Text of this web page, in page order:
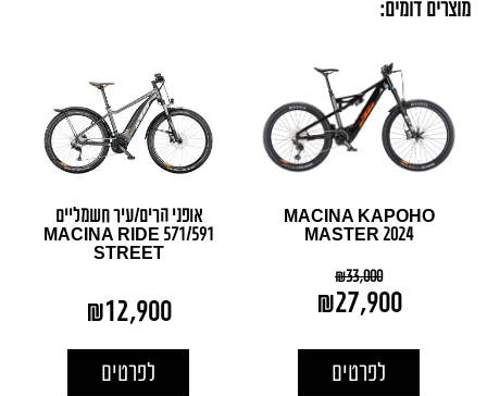
מוצרים דומים:
MACINA KAPOHO
MASTER 2024
₪33,000
₪27,900
לפרטים
אופני הרים/עיר חשמליים
MACINA RIDE 571/591
STREET
₪12,900
לפרטים